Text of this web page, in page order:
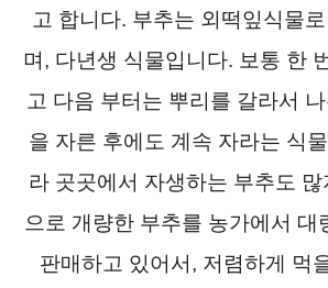
고 합니다. 부추는 외떡잎식물
며, 다년생 식물입니다. 보통 한
고 다음 부터는 뿌리를 갈라서
을 자른 후에도 계속 자라는 식
라 곳곳에서 자생하는 부추도
으로 개량한 부추를 농가에서 대
판매하고 있어서, 저렴하게 먹